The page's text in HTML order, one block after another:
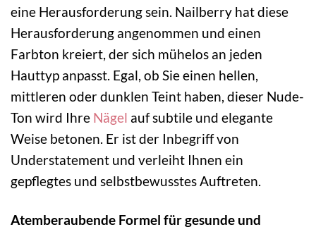
eine Herausforderung sein. Nailberry hat diese
Herausforderung angenommen und einen
Farbton kreiert, der sich mühelos an jeden
Hauttyp anpasst. Egal, ob Sie einen hellen,
mittleren oder dunklen Teint haben, dieser Nude-
Ton wird Ihre Nägel auf subtile und elegante
Weise betonen. Er ist der Inbegriff von
Understatement und verleiht Ihnen ein
gepflegtes und selbstbewusstes Auftreten.
Atemberaubende Formel für gesunde und